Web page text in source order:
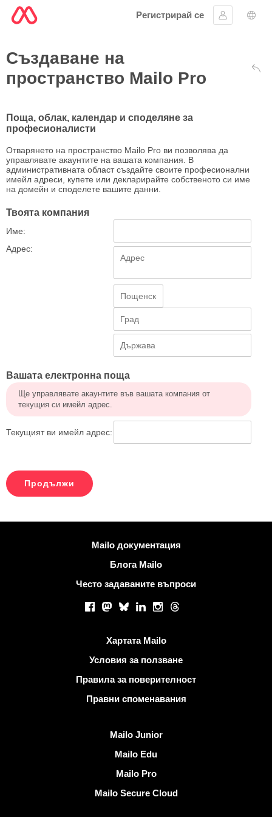
Регистрирай се
Впиши се
Създаване на
пространство Mailo Pro
Поща, облак, календар и споделяне за
професионалисти
Отварянето на пространство Mailo Pro ви позволява да
управлявате акаунтите на вашата компания. В
административната област създайте своите професионални
имейл адреси, купете или декларирайте собственото си име
на домейн и споделете вашите данни.
Твоята компания
Име:
Адрес:
Вашата електронна поща
Ще управлявате акаунтите във вашата компания от
текущия си имейл адрес.
Текущият ви имейл адрес:
Повече информацияMailo документация
Блога Mailo
Често задаваните въпроси
Социални мрежи
Facebook
Mastodon
BlueskyLinkedInInstagram
Threads
Хартата Mailo
Условия за ползване
Правила за поверителност
Правни споменавания
Mailo Junior
Mailo Edu
Mailo Pro
Mailo Secure Cloud